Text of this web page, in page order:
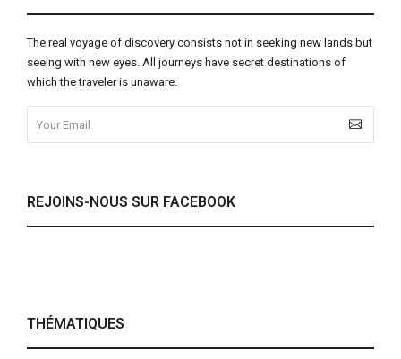
The real voyage of discovery consists not in seeking new lands but
seeing with new eyes. All journeys have secret destinations of
which the traveler is unaware.
REJOINS-NOUS SUR FACEBOOK
THÉMATIQUES